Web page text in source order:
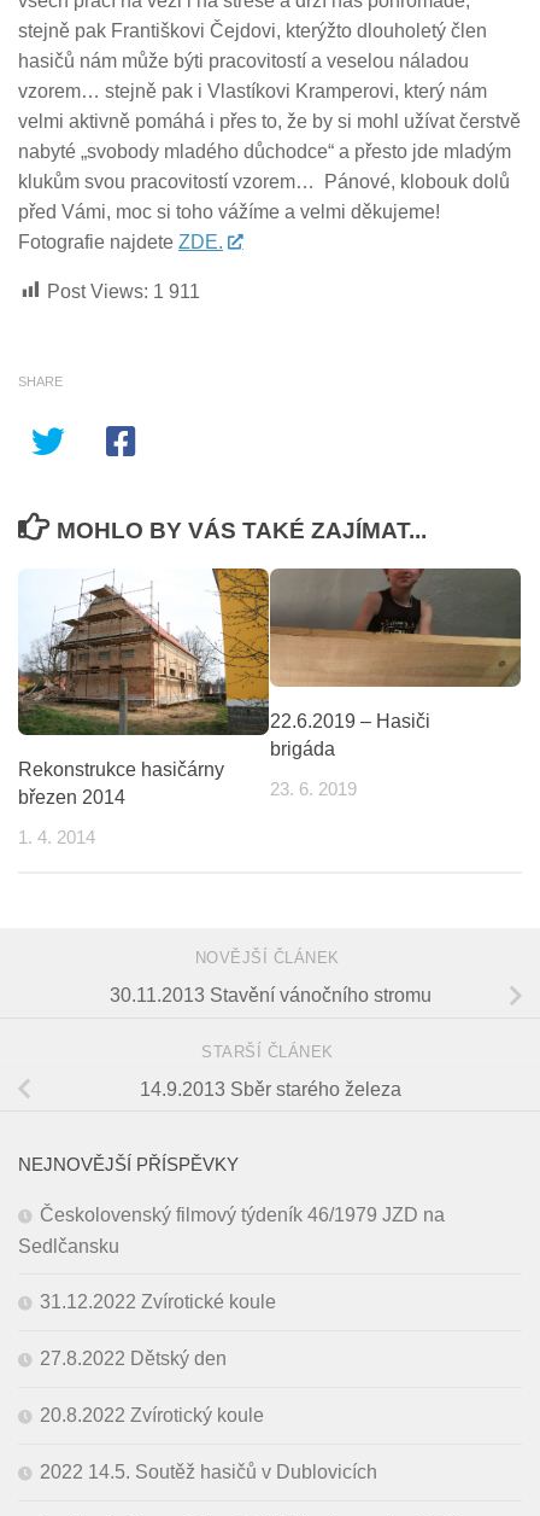
stejně pak Františkovi Čejdovi, kterýžto dlouholetý člen
hasičů nám může býti pracovitostí a veselou náladou
vzorem… stejně pak i Vlastíkovi Kramperovi, který nám
velmi aktivně pomáhá i přes to, že by si mohl užívat čerstvě
nabyté „svobody mladého důchodce“ a přesto jde mladým
klukům svou pracovitostí vzorem… Pánové, klobouk dolů
před Vámi, moc si toho vážíme a velmi děkujeme!
Fotografie najdete ZDE.
Post Views: 1 911
SHARE
MOHLO BY VÁS TAKÉ ZAJÍMAT...
Rekonstrukce hasičárny
březen 2014
1. 4. 2014
22.6.2019 – Hasiči
brigáda
23. 6. 2019
NOVĚJŠÍ ČLÁNEK
30.11.2013 Stavění vánočního stromu
STARŠÍ ČLÁNEK
14.9.2013 Sběr starého železa
NEJNOVĚJŠÍ PŘÍSPĚVKY
Českolovenský filmový týdeník 46/1979 JZD na
Sedlčansku
31.12.2022 Zvírotické koule
27.8.2022 Dětský den
20.8.2022 Zvírotický koule
2022 14.5. Soutěž hasičů v Dublovicích